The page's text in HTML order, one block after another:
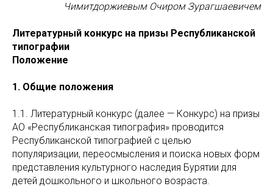
Чимитдоржиевым Очиром Зурагшаевичем
Литературный конкурс на призы Республиканской
типографии
Положение
1. Общие положения
1.1. Литературный конкурс (далее — Конкурс) на призы
АО «Республиканская типография» проводится
Республиканской типографией с целью
популяризации, переосмысления и поиска новых форм
представления культурного наследия Бурятии для
детей дошкольного и школьного возраста.